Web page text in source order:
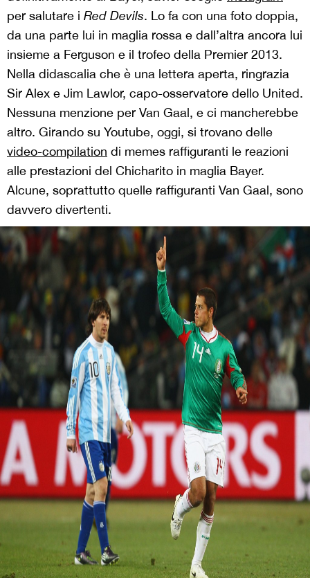
per salutare i Red Devils. Lo fa con una foto doppia,
da una parte lui in maglia rossa e dall’altra ancora lui
insieme a Ferguson e il trofeo della Premier 2013.
Nella didascalia che è una lettera aperta, ringrazia
Sir Alex e Jim Lawlor, capo-osservatore dello United.
Nessuna menzione per Van Gaal, e ci mancherebbe
altro. Girando su Youtube, oggi, si trovano delle
video-compilation di memes raffiguranti le reazioni
alle prestazioni del Chicharito in maglia Bayer.
Alcune, soprattutto quelle raffiguranti Van Gaal, sono
davvero divertenti.